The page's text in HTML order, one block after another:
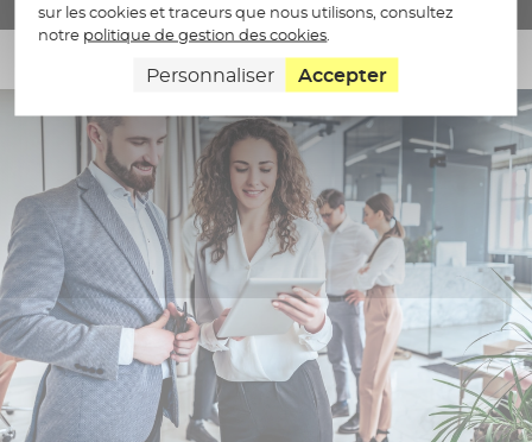
sur les cookies et traceurs que nous utilisons, consultez
notre politique de gestion des cookies
Personnaliser Accepter